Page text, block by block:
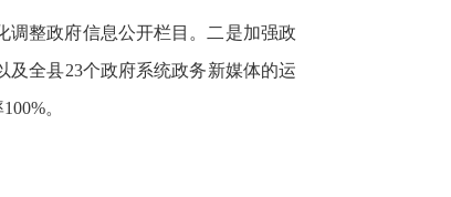
调整政府信息公开栏目。二是加强政
全县23个政府系统政务新媒体的运
。